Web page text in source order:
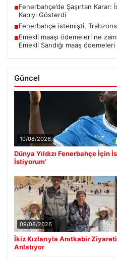
■Fenerbahçe’de Şaşırtan Karar:
Kapıyı Gösterdi
■Fenerbahçe istemişti,
■Emekli maaşı ödemeleri ne
Emekli Sandığı maaş ödemeleri
Güncel
10/08/2026
Dünya Yıldızı Fenerbahçe İçin
İstiyorum’
09/08/2026
İkiz Kızlarıyla Anıtkabir
Anlatıyor